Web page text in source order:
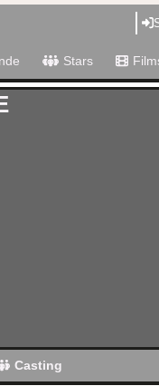
Stars
Casting